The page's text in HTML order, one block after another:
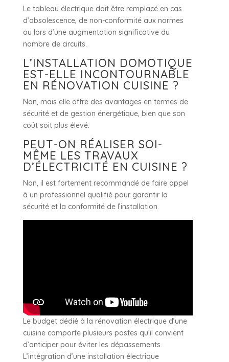
Le tableau électrique doit être remplacé en cas
d’obsolescence, de non-conformité aux normes
ou lors d’une augmentation significative du
nombre de circuits.
L’INSTALLATION DOMOTIQUE
EST-ELLE INCONTOURNABLE
EN RÉNOVATION CUISINE ?
Non, mais elle offre des avantages en termes de
sécurité et de gestion énergétique, bien que son
coût soit plus élevé.
PEUT-ON RÉALISER SOI-
MÊME LES TRAVAUX
D’ÉLECTRICITÉ EN CUISINE ?
Non, il est fortement recommandé de faire appel
à un professionnel qualifié pour garantir la
sécurité et la conformité de l’installation.
Le budget dédié à la rénovation électrique d’une
cuisine comporte plusieurs postes qu’il convient
d’anticiper pour éviter les dépassements.
L’intégration d’une installation électrique